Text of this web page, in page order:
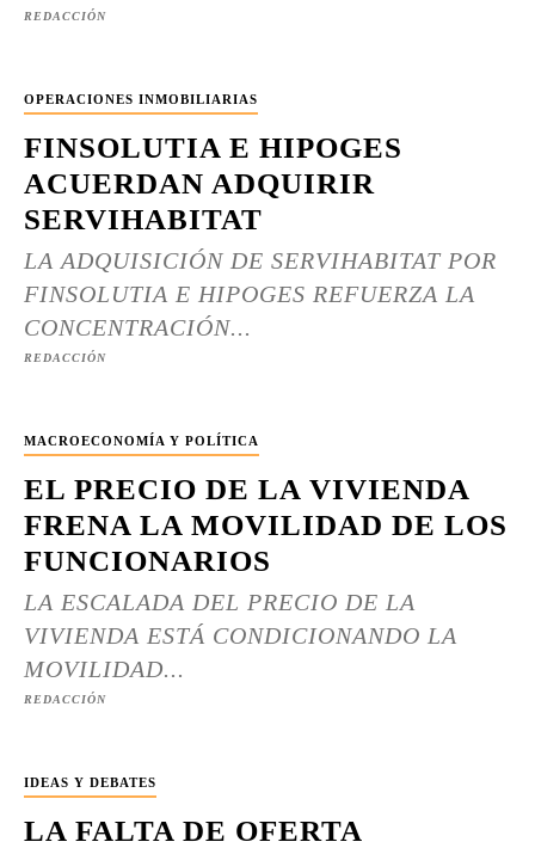
REDACCIÓN
OPERACIONES INMOBILIARIAS
FINSOLUTIA E HIPOGES
ACUERDAN ADQUIRIR
SERVIHABITAT
LA ADQUISICIÓN DE SERVIHABITAT POR
FINSOLUTIA E HIPOGES REFUERZA LA
CONCENTRACIÓN...
REDACCIÓN
MACROECONOMÍA Y POLÍTICA
EL PRECIO DE LA VIVIENDA
FRENA LA MOVILIDAD DE LOS
FUNCIONARIOS
LA ESCALADA DEL PRECIO DE LA
VIVIENDA ESTÁ CONDICIONANDO LA
MOVILIDAD...
REDACCIÓN
IDEAS Y DEBATES
LA FALTA DE OFERTA